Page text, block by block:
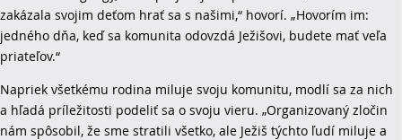
zakázala svojim deťom hrať sa s našimi,“ hovorí. „Hovorím im:
jedného dňa, keď sa komunita odovzdá Ježišovi, budete mať veľa
priateľov.“
Napriek všetkému rodina miluje svoju komunitu, modlí sa za nich
a hľadá príležitosti podeliť sa o svoju vieru. „Organizovaný zločin
nám spôsobil, že sme stratili všetko, ale Ježiš týchto ľudí miluje a